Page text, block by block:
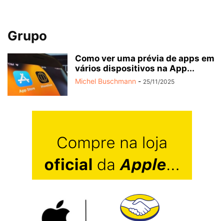
Grupo
Como ver uma prévia de apps em
vários dispositivos na App...
Michel Buschmann - 25/11/2025